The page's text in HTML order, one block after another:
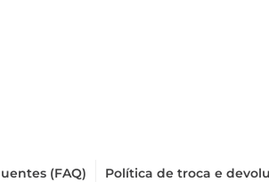
(FAQ) Política de troca e